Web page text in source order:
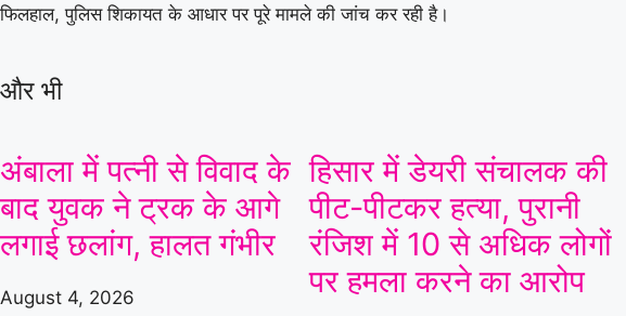
फिलहाल, पुलिस शिकायत के आधार पर पूरे मामले की जांच कर रही है।
और भी
अंबाला में पत्नी से विवाद के
बाद युवक ने ट्रक के आगे
लगाई छलांग, हालत गंभीर
August 4, 2026
हिसार में डेयरी संचालक की
पीट-पीटकर हत्या, पुरानी
रंजिश में 10 से अधिक लोगों
पर हमला करने का आरोप
Mi London Women
122/9 (100)
London Spirit Women
98/5 (85)